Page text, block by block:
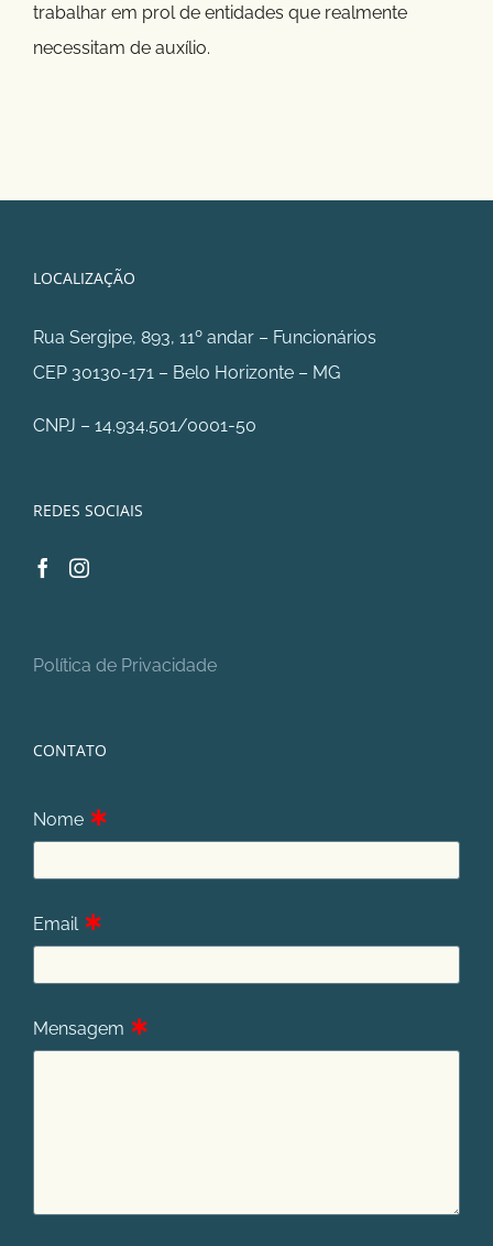
trabalhar em prol de entidades que realmente
necessitam de auxílio.
LOCALIZAÇÃO
Rua Sergipe, 893, 11º andar – Funcionários
CEP 30130-171 – Belo Horizonte – MG
CNPJ – 14.934.501/0001-50
REDES SOCIAIS
Política de Privacidade
CONTATO
Nome ∗
Email ∗
Mensagem ∗